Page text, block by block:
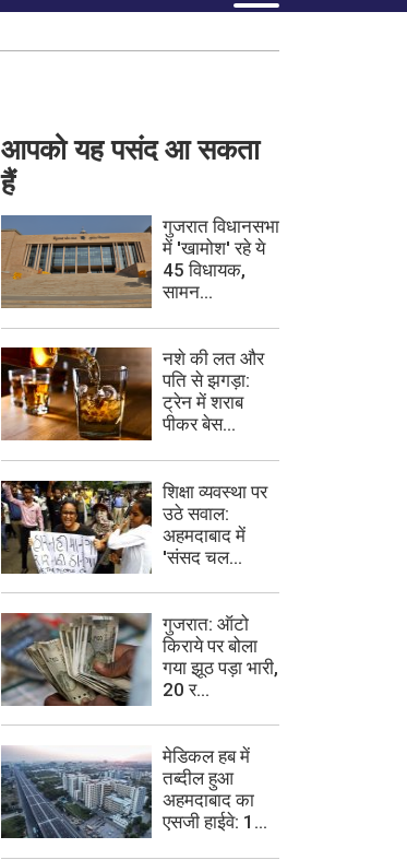
आपको यह पसंद आ सकता
हैं
गुजरात विधानसभा
में 'खामोश' रहे ये
45 विधायक,
सामन...
नशे की लत और
पति से झगड़ा:
ट्रेन में शराब
पीकर बेस...
शिक्षा व्यवस्था पर
उठे सवाल:
अहमदाबाद में
'संसद चल...
गुजरात: ऑटो
किराये पर बोला
गया झूठ पड़ा भारी,
20 र...
मेडिकल हब में
तब्दील हुआ
अहमदाबाद का
एसजी हाईवे: 1...